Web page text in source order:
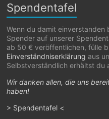
Spendentafel
Wenn du damit einverstanden
Spender auf unserer
ab 50 € veröffentlichen, fülle
Einverständniserklärung aus
Selbstverständlich erhältst du
Wir danken allen, die uns
haben!
> Spendentafel <